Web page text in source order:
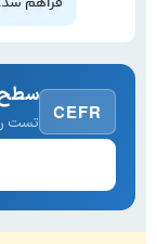
CEFR
سطح
تست رایگان ·